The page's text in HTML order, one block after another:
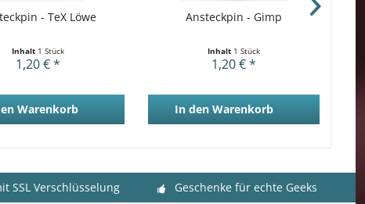
- TeX Löwe
Inhalt 1 Stück
1,20 € *
Warenkorb
Ansteckpin - Gimp
Inhalt 1 Stück
1,20 € *
In den Warenkorb
SSL Verschlüsselung Geschenke für echte Geeks